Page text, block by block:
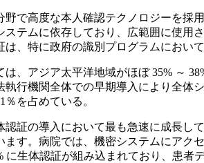
野で高度な本人確認テクノロジーを採
ステムに依存しており、広範囲に使用
、特に政府の識別プログラムにおい
は、アジア太平洋地域がほぼ 35% ～
執行機関全体での早期導入により全体
を占めている。
認証の導入において最も急速に成長し
ます。病院では、機密システムにアク
に生体認証が組み込まれており、患者